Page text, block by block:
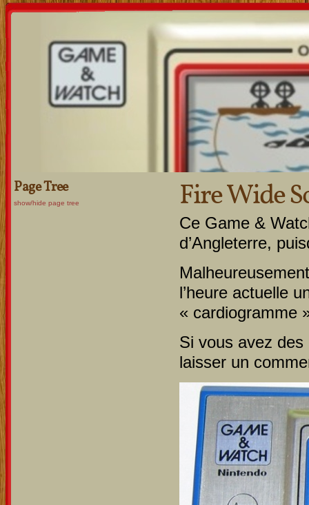
Fire Wide
Ce Game &
d’Angleterre,
l’heure actuelle
« cardiogramme
Si vous avez des
laisser un
Page Tree
show/hide page tree